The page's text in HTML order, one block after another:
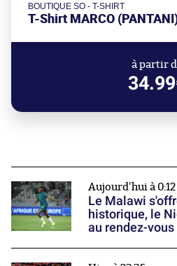
BOUTIQUE SO - T-SHIRT
T-Shirt MARCO
à partir
Aujourd'hui à 0:12
Le Malawi
historique, le
au rendez-